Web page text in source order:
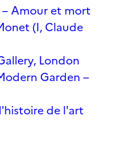
– Amour et mort
(I, Claude
London
Garden –
de l'art